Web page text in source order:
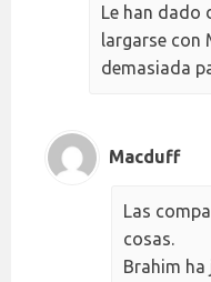
Le han dado
largarse con
demasiada
Macduff
Las
cosas.
Brahim ha